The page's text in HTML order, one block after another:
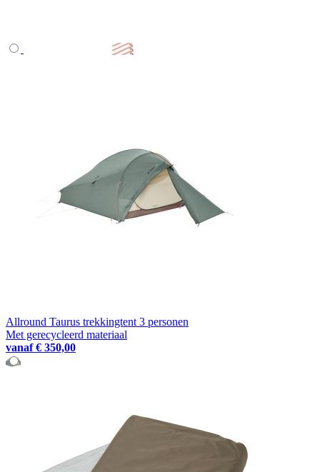
Allround Taurus trekkingtent 3 personen
Met gerecycleerd materiaal
vanaf € 350,00